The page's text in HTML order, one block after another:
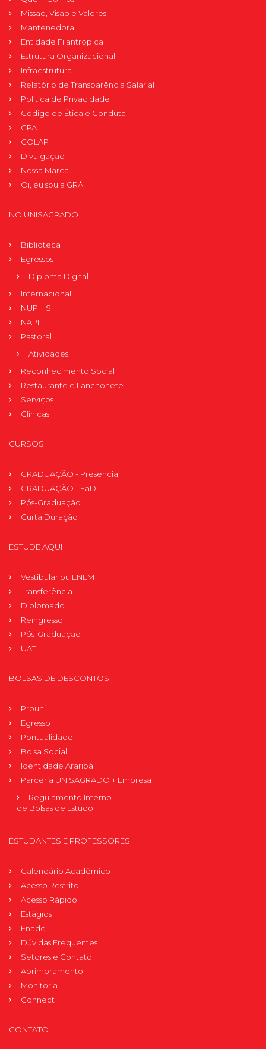
Missão, Visão e Valores
Mantenedora
Entidade Filantrópica
Estrutura Organizacional
Infraestrutura
Relatório de Transparência Salarial
Política de Privacidade
Código de Ética e Conduta
CPA
COLAP
Divulgação
Nossa Marca
Oi, eu sou a GRÁ!
NO UNISAGRADO
Biblioteca
Egressos
Diploma Digital
Internacional
NUPHIS
NAPI
Pastoral
Atividades
Reconhecimento Social
Restaurante e Lanchonete
Serviços
Clínicas
CURSOS
GRADUAÇÃO - Presencial
GRADUAÇÃO - EaD
Pós-Graduação
Curta Duração
ESTUDE AQUI
Vestibular ou ENEM
Transferência
Diplomado
Reingresso
Pós-Graduação
UATI
BOLSAS DE DESCONTOS
Prouni
Egresso
Pontualidade
Bolsa Social
Identidade Araribá
Parceria UNISAGRADO + Empresa
Regulamento Interno
de Bolsas de Estudo
ESTUDANTES E PROFESSORES
Calendário Acadêmico
Acesso Restrito
Acesso Rápido
Estágios
Enade
Dúvidas Frequentes
Setores e Contato
Aprimoramento
Monitoria
Connect
CONTATO